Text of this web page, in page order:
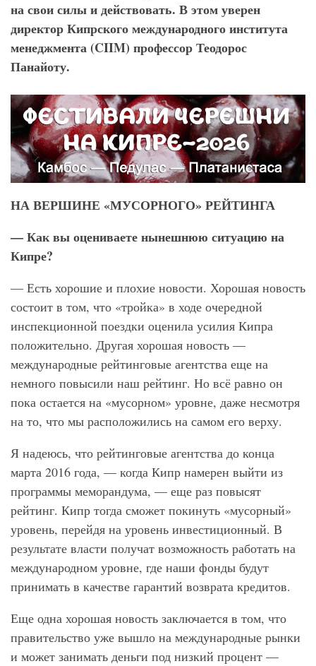
на свои силы и действовать. В этом уверен
директор Кипрского международного института
менеджмента (CIIM) профессор Теодорос
Панайоту.
НА ВЕРШИНЕ «МУСОРНОГО» РЕЙТИНГА
— Как вы оцениваете нынешнюю ситуацию на
Кипре?
— Есть хорошие и плохие новости. Хорошая новость
состоит в том, что «тройка» в ходе очередной
инспекционной поездки оценила усилия Кипра
положительно. Другая хорошая новость —
международные рейтинговые агентства еще на
немного повысили наш рейтинг. Но всё равно он
пока остается на «мусорном» уровне, даже несмотря
на то, что мы расположились на самом его верху.
Я надеюсь, что рейтинговые агентства до конца
марта 2016 года, — когда Кипр намерен выйти из
программы меморандума, — еще раз повысят
рейтинг. Кипр тогда сможет покинуть «мусорный»
уровень, перейдя на уровень инвестиционный. В
результате власти получат возможность работать на
международном уровне, где наши фонды будут
принимать в качестве гарантий возврата кредитов.
Еще одна хорошая новость заключается в том, что
правительство уже вышло на международные рынки
и может занимать деньги под низкий процент —